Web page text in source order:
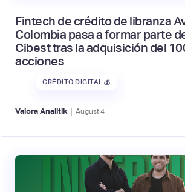
Fintech de crédito de libranza
Colombia pasa a formar parte
Cibest tras la adquisición del
acciones
CRÉDITO DIGITAL 💰
Valora Analitik | August4